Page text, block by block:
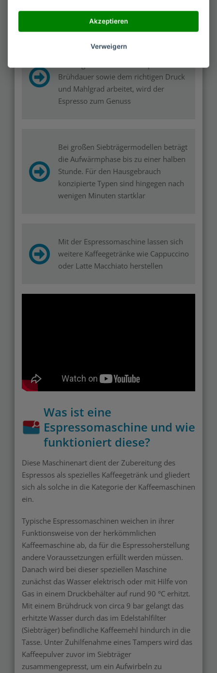
Nur wenn die Espresso- bzw.
Brühdauer sowie dem richtigen Druck
und Mahlgrad arbeitet, wird der
Espresso zum Genuss
Bei großen Siebträgermodellen beträgt
die Aufwärmphase bis zu einer halben
Stunde. Für den Hausgebrauch
konzipierte Typen sind hingegen nach
wenigen Minuten startklar
Mit der Espressomaschine lassen sich
weitere Kaffeegetränke wie Cappuccino
oder Latte Macchiato herstellen
Was ist eine
Espressomaschine und wie
funktioniert diese?
Diese Maschinenart dient der Zubereitung des
Espressos als spezielles Kaffeegetränk und gliedert
sich als solche in die Kategorie der Kaffeemaschinen
ein.
Typische Espressomaschinen weichen in ihrer
Funktionsweise von der herkömmlichen
Kaffeemaschine ab, da für die Espressoherstellung
andere Voraussetzungen erfüllt werden müssen.
Danach wird bei dieser speziellen Maschine
zunächst das Wasser elektrisch oder mit Hilfe von
Gas in einem Druckbehälter auf rund 90 °C erhitzt.
Mit einem Brühdruck von circa 9 bar gelangt das
erhitzte Wasser durch das im Edelstahlfilter
(Siebträger) befindliche Kaffeemehl hindurch in die
Tasse. Unter Zuhilfenahme eines Tampers wird das
Kaffeepulver zuvor im Siebträger
zusammengepresst, um ein Aufwirbeln zu
Akzeptieren
Verweigern